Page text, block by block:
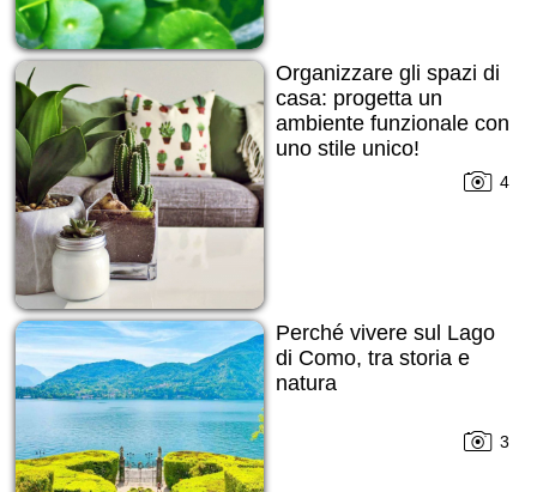
Organizzare gli spazi di
casa: progetta un
ambiente funzionale con
uno stile unico!
4
Perché vivere sul Lago
di Como, tra storia e
natura
3